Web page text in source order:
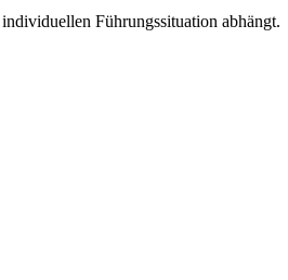
Führungssituation abhängt.